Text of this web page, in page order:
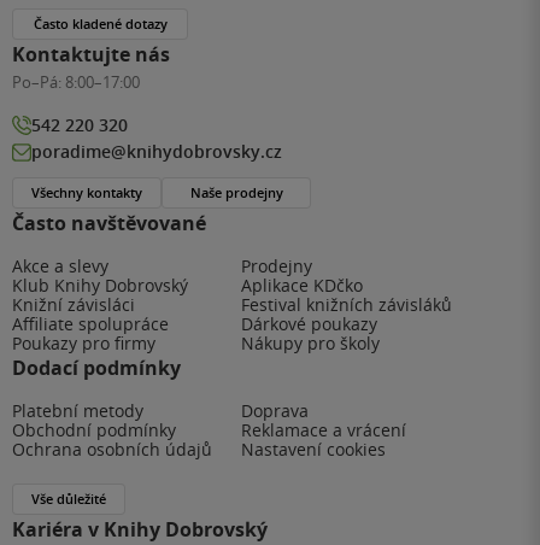
Často navštěvované
Akce a slevy
Prodejny
Klub Knihy Dobrovský
Aplikace KDčko
Knižní závisláci
Festival knižních závisláků
Affiliate spolupráce
Dárkové poukazy
Poukazy pro firmy
Nákupy pro školy
Dodací podmínky
Platební metody
Doprava
Obchodní podmínky
Reklamace a vrácení
Ochrana osobních údajů
Nastavení cookies
Vše důležité
Kariéra v Knihy Dobrovský
Často kladené dotazy
Kontaktujte nás
Po–Pá: 8:00–17:00
542 220 320
poradime@knihydobrovsky.cz
Všechny kontakty Naše prodejny